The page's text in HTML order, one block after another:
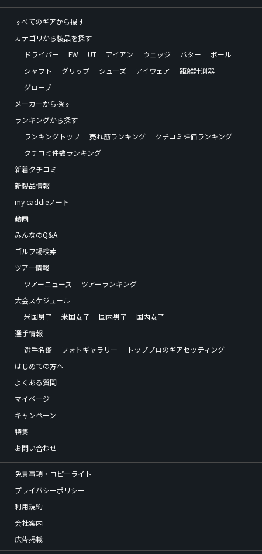
すべてのギアから探す
カテゴリから製品を探す
ドライバー
FW UT アイアン ウェッジ パター
ボール
シャフト
グリップ シューズ アイウェア
距離計測器
グローブ
メーカーから探す
ランキングから探す
ランキングトップ
売れ筋ランキング
クチコミ評価ランキング
クチコミ件数ランキング
新着クチコミ
新製品情報
my caddieノート
動画
みんなのQ&A
ゴルフ場検索
ツアー情報
ツアーニュース
ツアーランキング
大会スケジュール
米国男子
米国女子 国内男子
国内女子
選手情報
選手名鑑
フォトギャラリー
トッププロのギアセッティング
はじめての方へ
よくある質問
マイページ
キャンペーン
特集
お問い合わせ
免責事項・コピーライト
プライバシーポリシー
利用規約
会社案内
広告掲載